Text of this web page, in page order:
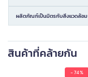
ผลิตภัณฑ์เป็นมิตรกับสิ่งแวดล้อม
สินค้าที่คล้ายกัน
- 74 %